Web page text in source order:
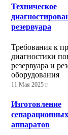
Техническое
резервуара
Требования к
диагностики
резервуара и
оборудования
11 Мая 2025 г.
Изготовление
аппаратов